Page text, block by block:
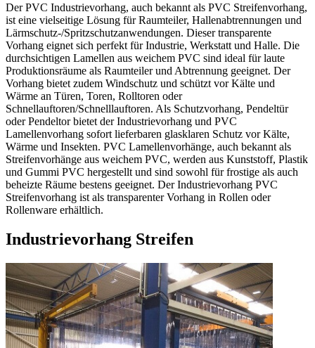
Der PVC Industrievorhang, auch bekannt als PVC Streifenvorhang,
ist eine vielseitige Lösung für Raumteiler, Hallenabtrennungen und
Lärmschutz-/Spritzschutzanwendungen. Dieser transparente
Vorhang eignet sich perfekt für Industrie, Werkstatt und Halle. Die
durchsichtigen Lamellen aus weichem PVC sind ideal für laute
Produktionsräume als Raumteiler und Abtrennung geeignet. Der
Vorhang bietet zudem Windschutz und schützt vor Kälte und
Wärme an Türen, Toren, Rolltoren oder
Schnellauftoren/Schnelllauftoren. Als Schutzvorhang, Pendeltür
oder Pendeltor bietet der Industrievorhang und PVC
Lamellenvorhang sofort lieferbaren glasklaren Schutz vor Kälte,
Wärme und Insekten. PVC Lamellenvorhänge, auch bekannt als
Streifenvorhänge aus weichem PVC, werden aus Kunststoff, Plastik
und Gummi PVC hergestellt und sind sowohl für frostige als auch
beheizte Räume bestens geeignet. Der Industrievorhang PVC
Streifenvorhang ist als transparenter Vorhang in Rollen oder
Rollenware erhältlich.
Industrievorhang Streifen